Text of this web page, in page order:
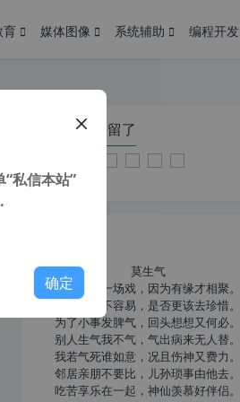
育 媒体图像 系统辅助 编程开发
您在本页停留了
莫生气
人生就像一场戏，因为有缘才相聚。
相扶到老不容易，是否更该去珍惜。
为了小事发脾气，回头想想又何必。
别人生气我不气，气出病来无人替。
我若气死谁如意，况且伤神又费力。
邻居亲朋不要比，儿孙琐事由他去。
吃苦享乐在一起，神仙羡慕好伴侣。
私信本站”
确定